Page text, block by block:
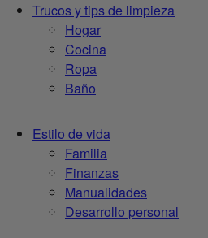
Trucos y tips de limpieza
Hogar
Cocina
Ropa
Baño
Estilo de vida
Familia
Finanzas
Manualidades
Desarrollo personal